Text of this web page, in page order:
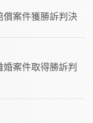
償案件獲勝訴判決
婚案件取得勝訴判